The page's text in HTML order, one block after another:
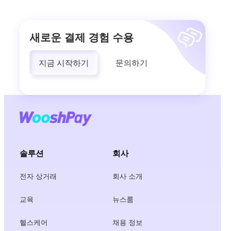
새로운 결제 경험 수용
지금 시작하기 문의하기
솔루션
전자 상거래
교육
헬스케어
회사
회사 소개
뉴스룸
채용 정보